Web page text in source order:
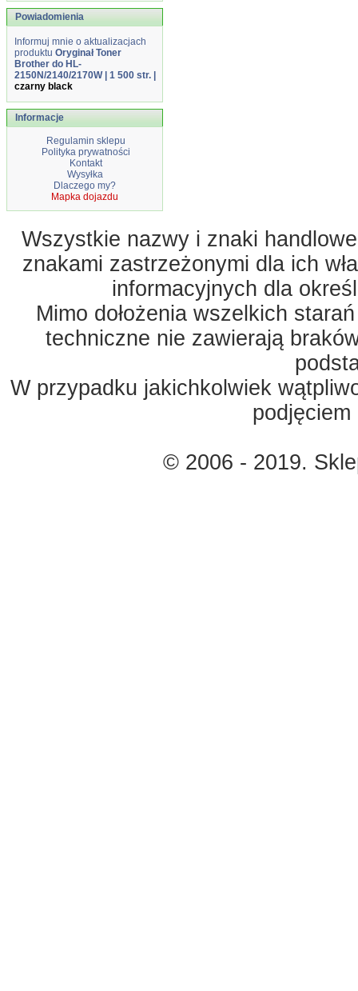
Powiadomienia
Informuj mnie o aktualizacjach
produktu Oryginał Toner
Brother do HL-
2150N/2140/2170W | 1 500 str. |
czarny black
Informacje
Regulamin sklepu
Polityka prywatności
Kontakt
Wysyłka
Dlaczego my?
Mapka dojazdu
Wszystkie nazwy i znaki
znakami zastrzeżonymi dla ich
informacyjnych dla
Mimo dołożenia wszelkich
techniczne nie zawierają
W przypadku jakichkolwiek
© 2006 - 2019.